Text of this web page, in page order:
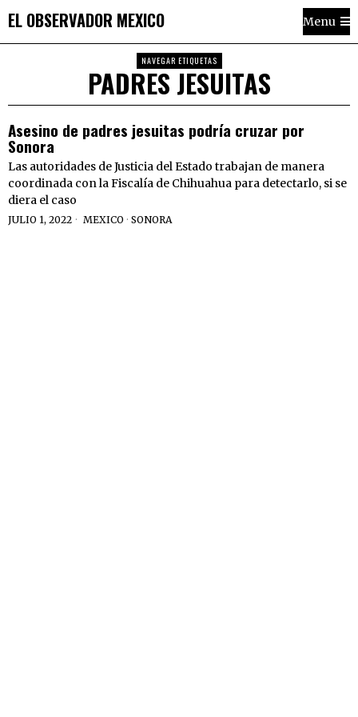
EL OBSERVADOR MEXICO Menu
NAVEGAR ETIQUETAS
PADRES JESUITAS
Asesino de padres jesuitas podría cruzar por
Sonora
Las autoridades de Justicia del Estado trabajan de manera
coordinada con la Fiscalía de Chihuahua para detectarlo, si se
diera el caso
JULIO 1, 2022 MEXICO · SONORA